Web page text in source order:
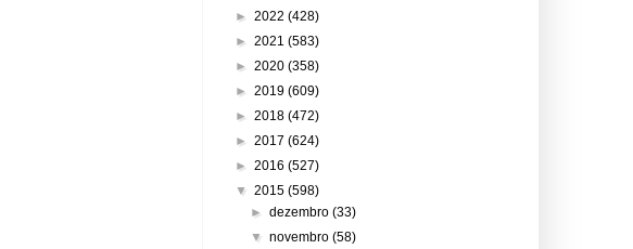
► 2022 (428)
► 2021 (583)
► 2020 (358)
► 2019 (609)
► 2018 (472)
► 2017 (624)
► 2016 (527)
▼ 2015 (598)
►dezembro(33)
▼novembro(58)